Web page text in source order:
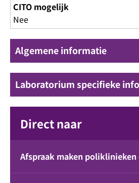
CITO mogelijk
Nee
Algemene informatie
Laboratorium specifieke
Direct naar
Afspraak maken